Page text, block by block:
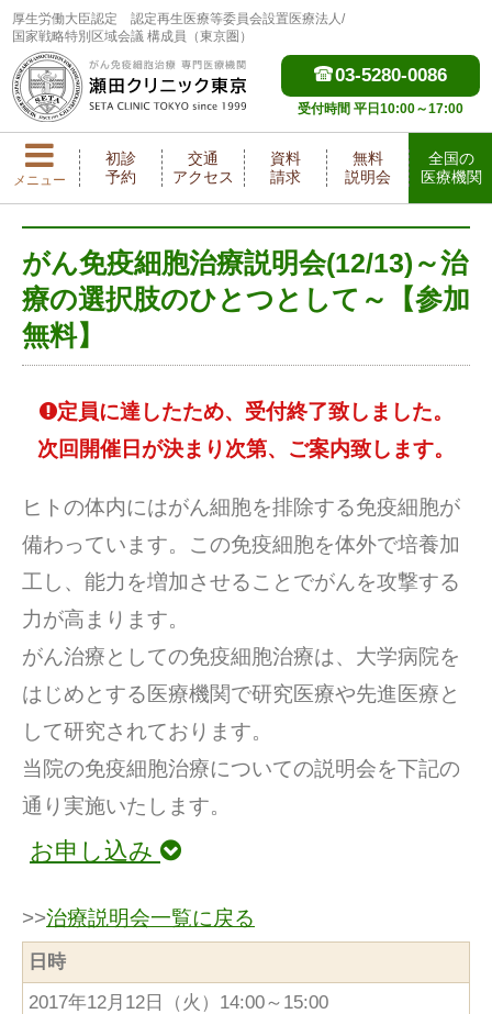
厚生労働大臣認定
認定再生医療等委員会設置医療法人/
国家戦略特別区域会議 構成員（東京圏）
03-5280-0086
受付時間 平日10:00～17:00
メニュー
初診
予約
交通
アクセス
資料
請求
無料
説明会
全国の
医療機関
がん免疫細胞治療説明会(12/13)～治
療の選択肢のひとつとして～【参加
無料】
定員に達したため、受付終了致しました。
次回開催日が決まり次第、ご案内致します。
ヒトの体内にはがん細胞を排除する免疫細胞が
備わっています。この免疫細胞を体外で培養加
工し、能力を増加させることでがんを攻撃する
力が高まります。
がん治療としての免疫細胞治療は、大学病院を
はじめとする医療機関で研究医療や先進医療と
して研究されております。
当院の免疫細胞治療についての説明会を下記の
通り実施いたします。
お申し込み
>>治療説明会一覧に戻る
日時
2017年12月12日（火）14:00～15:00